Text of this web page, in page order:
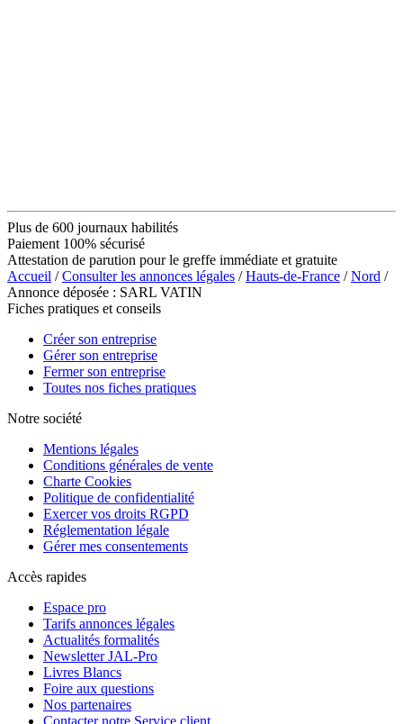
Plus de 600 journaux habilités
Paiement 100% sécurisé
Attestation de parution pour le greffe immédiate et gratuite
Accueil /Consulter les annonces légales /Hauts-de-France /Nord /
Annonce déposée : SARL VATIN
Fiches pratiques et conseils
Créer son entreprise
Gérer son entreprise
Fermer son entreprise
Toutes nos fiches pratiques
Notre société
Mentions légales
Conditions générales de vente
Charte Cookies
Politique de confidentialité
Exercer vos droits RGPD
Réglementation légale
Gérer mes consentements
Accès rapides
Espace pro
Tarifs annonces légales
Actualités formalités
Newsletter JAL-Pro
Livres Blancs
Foire aux questions
Nos partenaires
Contacter notre Service client